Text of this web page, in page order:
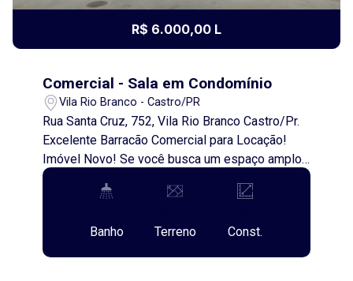
R$ 6.000,00 L
Comercial - Sala em Condomínio
Vila Rio Branco - Castro/PR
Rua Santa Cruz, 752, Vila Rio Branco Castro/Pr.
Excelente Barracão Comercial para Locação!
Imóvel Novo! Se você busca um espaço amplo,
moderno e bem localizado para o seu negócio,
essa é a oportunidade ideal! Localizado na Vila
ao Condomínio Vivace, com fácil acesso. O
imóvel conta com aproximadamente 200m² de
Banho
Terreno
Const.